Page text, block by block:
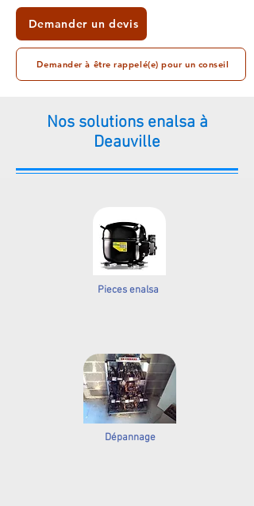
Demander un devis
Demander à être rappelé(e) pour un conseil
Nos solutions enalsa à
Deauville
Pieces enalsa
Dépannage